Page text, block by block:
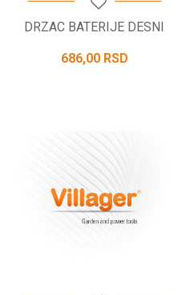
DRZAC BATERIJE DESNI
686,00 RSD